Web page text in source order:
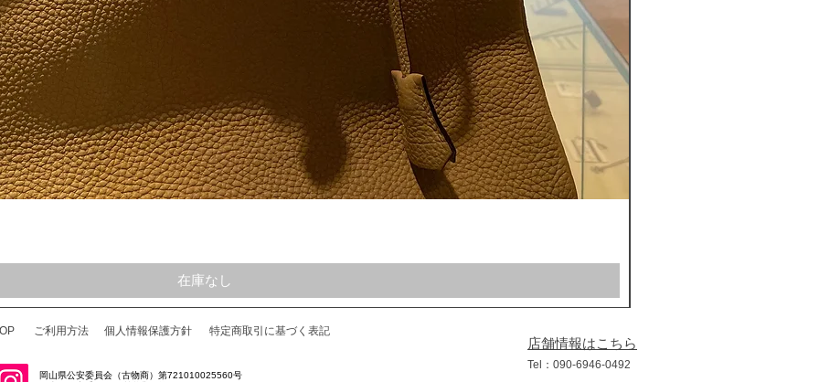
在庫なし
ご利用方法 個人情報保護方針 特定商取引に基づく表記
岡山県公安委員会（古物商）第721010025560号
店舗情報はこちら
​Tel：090-6946-0492